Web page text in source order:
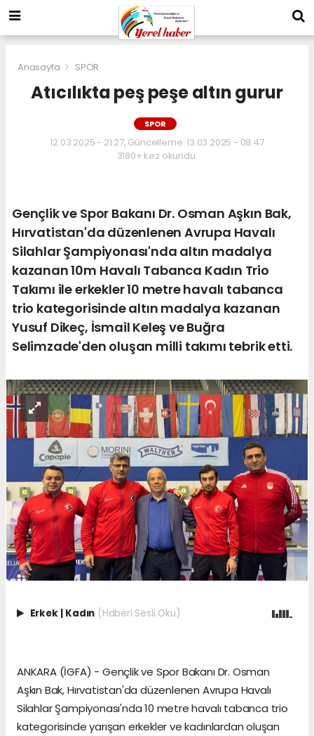
Anasayfa SPOR
Atıcılıkta peş peşe altın gurur
SPOR
12.03.2025 - 21:27, Güncelleme: 13.03.2025 - 08:47
3180+ kez okundu.
Gençlik ve Spor Bakanı Dr. Osman Aşkın Bak,
Hırvatistan'da düzenlenen Avrupa Havalı
Silahlar Şampiyonası'nda altın madalya
kazanan 10m Havalı Tabanca Kadın Trio
Takımı ile erkekler 10 metre havalı tabanca
trio kategorisinde altın madalya kazanan
Yusuf Dikeç, İsmail Keleş ve Buğra
Selimzade'den oluşan milli takımı tebrik etti.
Erkek Kadın (Haberi Sesli Oku)
ANKARA (İGFA) - Gençlik ve Spor Bakanı Dr. Osman
Aşkın Bak, Hırvatistan'da düzenlenen Avrupa Havalı
Silahlar Şampiyonası'nda 10 metre havalı tabanca trio
kategorisinde yarışan erkekler ve kadınlardan oluşan